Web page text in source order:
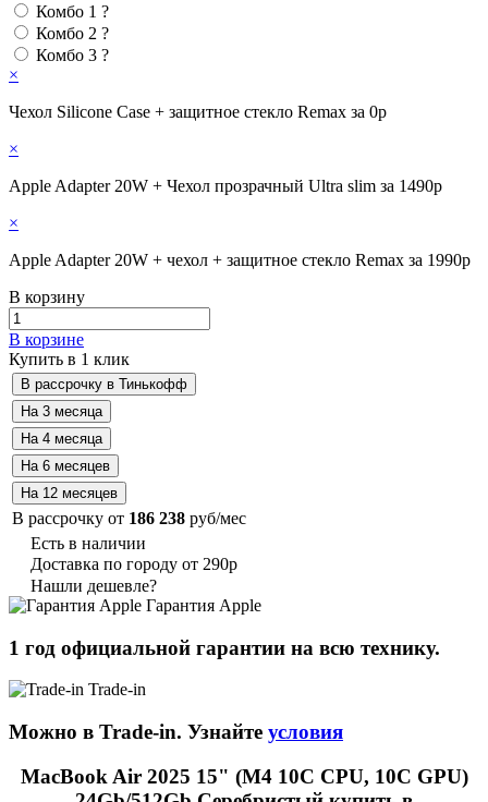
Комбо 1 ?
Комбо 2 ?
Комбо 3 ?
×
Чехол Silicone Case + защитное стекло Remax за 0р
×
Apple Adapter 20W + Чехол прозрачный Ultra slim за 1490р
×
Apple Adapter 20W + чехол + защитное стекло Remax за 1990р
В корзину
В корзине
Купить в 1 клик
В рассрочку от 186 238 руб/мес
Есть в наличии
Доставка по городу от 290р
Нашли дешевле?
Гарантия Apple
1 год официальной гарантии на всю технику.
Trade-in
Можно в Trade-in. Узнайте условия
MacBook Air 2025 15" (М4 10C CPU, 10C GPU)